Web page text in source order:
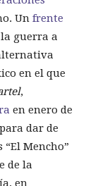
Un frente
guerra a
en el que
,
en enero de
para dar de
Mencho”
de la
en